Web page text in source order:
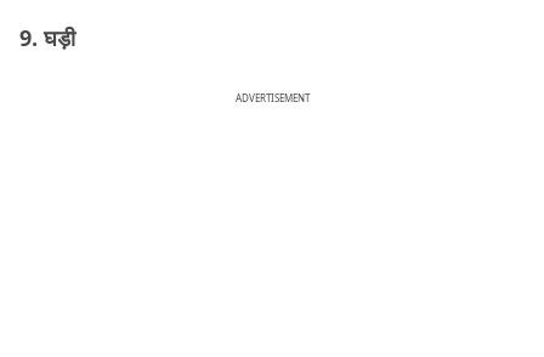
9. घड़ी
ADVERTISEMENT